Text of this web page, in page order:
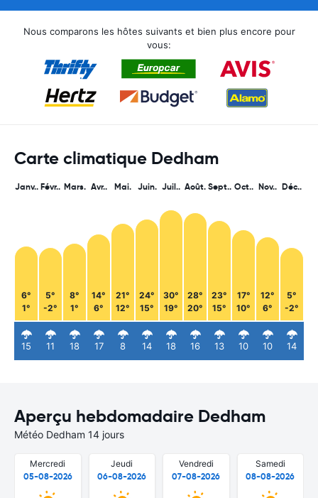
Nous comparons les hôtes suivants et bien plus encore pour
vous:
Carte climatique Dedham
Janv..
6°
1°
15
Févr..
5°
-2°
11
Mars.
8°
1°
18
Avr..
14°
6°
17
Mai.
21°
12°
8
Juin.
24°
15°
14
Juil..
30°
19°
18
Août.
28°
20°
16
Sept..
23°
15°
13
Oct..
17°
10°
10
Nov..
12°
6°
10
Déc..
5°
-2°
14
Aperçu hebdomadaire Dedham
Météo Dedham 14 jours
Mercredi
05-08-2026
Jeudi
06-08-2026
Vendredi
07-08-2026
Samedi
08-08-2026